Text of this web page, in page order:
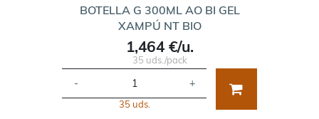
BOTELLA G 300ML AO BI GEL
XAMPÚ NT BIO
1,464 €/u.
35 uds./pack
- +
35 uds.